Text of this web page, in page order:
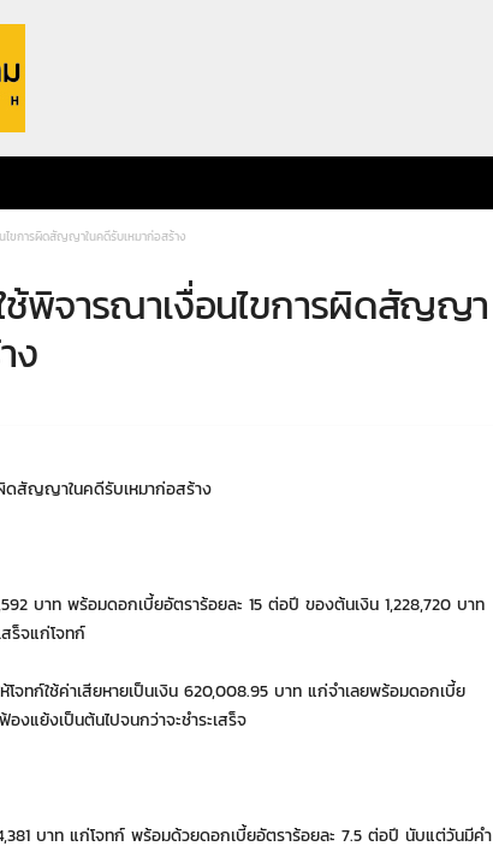
ไขการผิดสัญญาในคดีรับเหมาก่อสร้าง
ช้พิจารณาเงื่อนไขการผิดสัญญา
ง
ดสัญญาในคดีรับเหมาก่อสร้าง
บาท พร้อมดอกเบี้ยอัตราร้อยละ 15 ต่อปี ของต้นเงิน 1,228,720 บาท
ร็จแก่โจทก์
จทก์ใช้ค่าเสียหายเป็นเงิน 620,008.95 บาท แก่จำเลยพร้อมดอกเบี้ย
แย้งเป็นต้นไปจนกว่าจะชำระเสร็จ
บาท แก่โจทก์ พร้อมด้วยดอกเบี้ยอัตราร้อยละ 7.5 ต่อปี นับแต่วันมีคำ